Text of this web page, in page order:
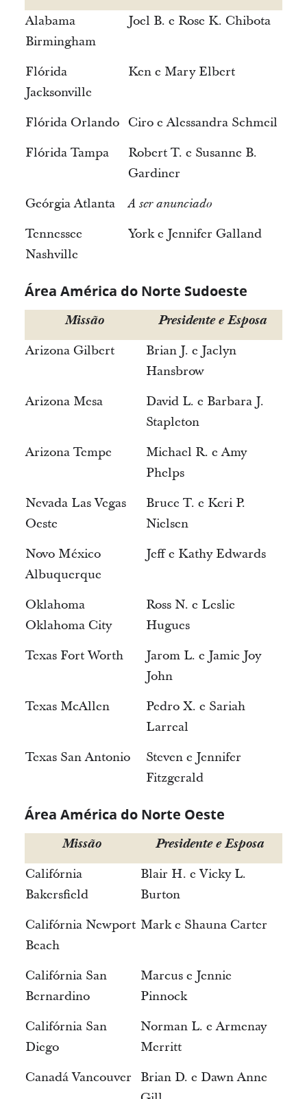
Alabama
Birmingham
Joel B. e Rose K. Chibota
Flórida
Jacksonville
Ken e Mary Elbert
Flórida Orlando Ciro e Alessandra Schmeil
Flórida Tampa
Robert T. e Susanne B.
Gardiner
Geórgia Atlanta
A ser anunciado
Tennessee
Nashville
York e Jennifer Galland
Área América do Norte Sudoeste
Missão
Presidente e Esposa
Arizona Gilbert
Brian J. e Jaclyn
Hansbrow
Arizona Mesa
David L. e Barbara J.
Stapleton
Arizona Tempe
Michael R. e Amy
Phelps
Nevada Las Vegas
Oeste
Bruce T. e Keri P.
Nielsen
Novo México
Albuquerque
Jeff e Kathy Edwards
Oklahoma
Oklahoma City
Ross N. e Leslie
Hugues
Texas Fort Worth
Jarom L. e Jamie Joy
John
Texas McAllen
Pedro X. e Sariah
Larreal
Texas San Antonio
Steven e Jennifer
Fitzgerald
Área América do Norte Oeste
Missão
Presidente e Esposa
Califórnia
Bakersfield
Blair H. e Vicky L.
Burton
Califórnia Newport
Beach
Mark e Shauna Carter
Califórnia San
Bernardino
Marcus e Jennie
Pinnock
Califórnia San
Diego
Norman L. e Armenay
Merritt
Canadá Vancouver Brian D. e Dawn Anne